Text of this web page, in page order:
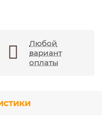
Любой
вариант
оплаты